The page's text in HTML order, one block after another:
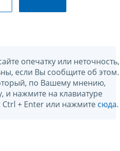
опечатку или неточность,
если Вы сообщите об этом.
по Вашему мнению,
и нажмите на клавиатуре
+ Enter или нажмите сюда.